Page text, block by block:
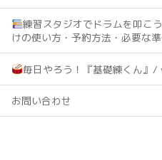
練習スタジオでドラムを叩こ
けの使い方・予約方法・必要な
毎日やろう！『基礎練くん』/
お問い合わせ